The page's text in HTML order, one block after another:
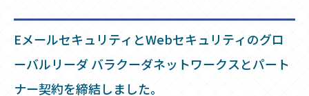
EメールセキュリティとWebセキュリティのグロ
ーバルリーダ バラクーダネットワークスとパート
ナー契約を締結しました。